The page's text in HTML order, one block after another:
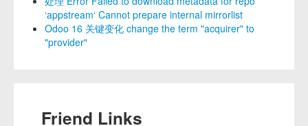
‘appstream‘ Cannot prepare internal mirrorlist
Odoo 16 关键变化 change the term "acquirer" to
"provider"
Friend Links